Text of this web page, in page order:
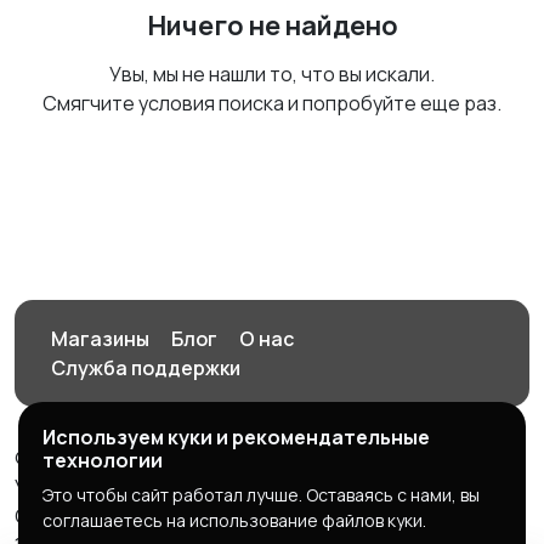
Ничего не найдено
Увы, мы не нашли то, что вы искали.
Смягчите условия поиска и попробуйте еще раз.
Магазины Блог
О нас
Служба поддержки
© 2026 Орен-АЙ - Авто | Недвижимость | Работа |
Услуги
Создал Карусов Е.С ООО "ЦПК" ИНН 5609203278 ОГРН
Используем куки и рекомендательные
технологии
Это чтобы сайт работал лучше. Оставаясь с нами, вы
соглашаетесь на использование файлов куки.